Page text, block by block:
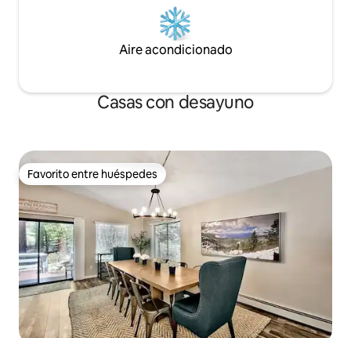
Aire acondicionado
Casas con desayuno
Favorito entre huéspedes
Favorito entre huéspedes